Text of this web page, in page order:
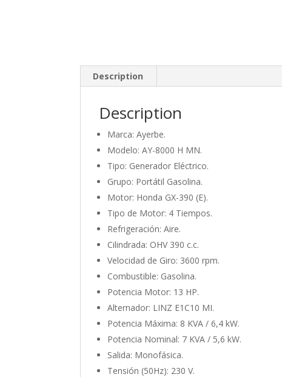
Description
Description
Marca: Ayerbe.
Modelo: AY-8000 H MN.
Tipo: Generador Eléctrico.
Grupo: Portátil Gasolina.
Motor: Honda GX-390 (E).
Tipo de Motor: 4 Tiempos.
Refrigeración: Aire.
Cilindrada: OHV 390 c.c.
Velocidad de Giro: 3600 rpm.
Combustible: Gasolina.
Potencia Motor: 13 HP.
Alternador: LINZ E1C10 MI.
Potencia Máxima: 8 KVA / 6,4 kW.
Potencia Nominal: 7 KVA / 5,6 kW.
Salida: Monofásica.
Tensión (50Hz): 230 V.